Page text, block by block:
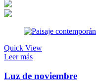
Quick View
Leer más
Luz de noviembre